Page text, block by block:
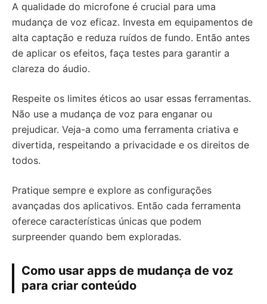
A qualidade do microfone é crucial para uma
mudança de voz eficaz. Investa em equipamentos de
alta captação e reduza ruídos de fundo. Então antes
de aplicar os efeitos, faça testes para garantir a
clareza do áudio.
Respeite os limites éticos ao usar essas ferramentas.
Não use a mudança de voz para enganar ou
prejudicar. Veja-a como uma ferramenta criativa e
divertida, respeitando a privacidade e os direitos de
todos.
Pratique sempre e explore as configurações
avançadas dos aplicativos. Então cada ferramenta
oferece características únicas que podem
surpreender quando bem exploradas.
Como usar apps de mudança de voz
para criar conteúdo